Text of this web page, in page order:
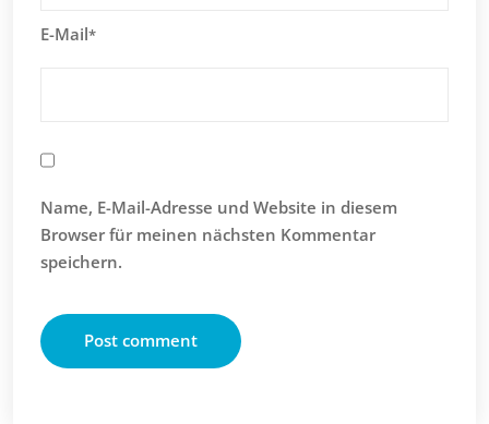
E-Mail*
Name, E-Mail-Adresse und Website in diesem
Browser für meinen nächsten Kommentar
speichern.